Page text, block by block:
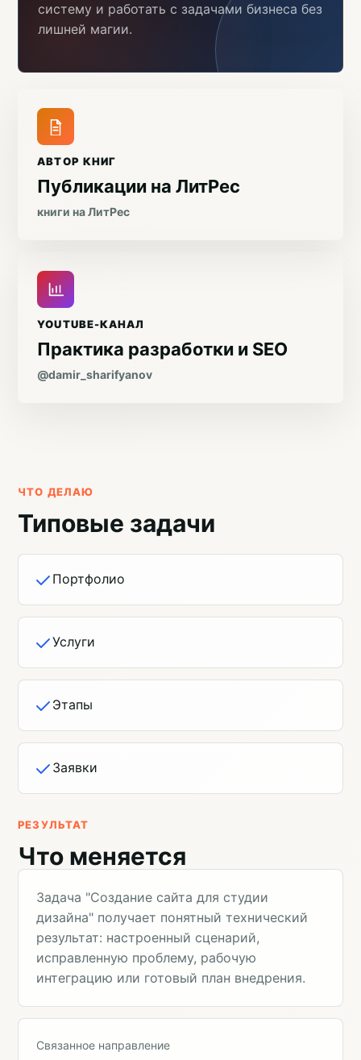
систему и работать с задачами бизнеса без
лишней магии.
АВТОР КНИГ
Публикации на ЛитРес
книги на ЛитРес
YOUTUBE-КАНАЛ
Практика разработки и SEO
@damir_sharifyanov
ЧТО ДЕЛАЮ
Типовые задачи
Портфолио
Услуги
Этапы
Заявки
РЕЗУЛЬТАТ
Что меняется
Задача "Создание сайта для студии
дизайна" получает понятный технический
результат: настроенный сценарий,
исправленную проблему, рабочую
интеграцию или готовый план внедрения.
Связанное направление